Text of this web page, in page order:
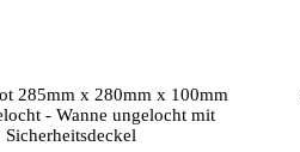
285mm x 280mm x 100mm
- Wanne ungelocht mit
Sicherheitsdeckel